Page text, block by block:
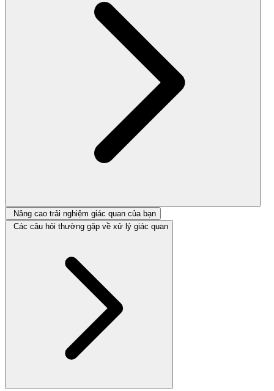
Nâng cao trải nghiệm giác quan của bạn
Các câu hỏi thường gặp về xử lý giác quan